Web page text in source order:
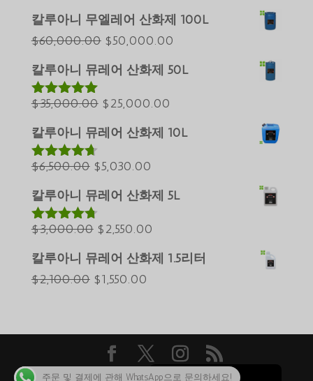
칼루아니 무엘레어 산화제 100L
$60,000.00 원
래
격:
$60,000.00.
$50,000.00
칼루아니 뮤레어 산화제 50L
5 중에서
됨
$35,000.00 원
래
격:
$35,000.00.
$25,000.00
칼루아니 뮤레어 산화제 10L
5 중에서
가됨
$6,500.00 원
래
가
격:
$6,500.00.
$5,030.00
재
격:
$5,030.00.
칼루아니 뮤레어 산화제 5L
5 중에서
가됨
$3,000.00 원
래
$2,550.00
재
칼루아니 뮤레어 산화제 1.5리터
$2,100.00 원
$2,100.00.
$1,550.00
격:
$1,550.00.
주문 및 결제에 관해 WhatsApp으로 문의하세요!
English
简体中文
Deutsch (Sie)
Қазақ тілі
Bahasa Melayu
Português do Brasil